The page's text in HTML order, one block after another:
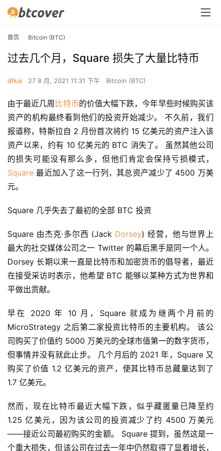
首页 Bitcoin (BTC)
过去几个月，Square 损失了大量比特币
dfkai 27 8 月, 2021 11:31 下午 Bitcoin (BTC)
由于最近几周 比特币的价值大幅下跌，今年早些时候购买该
资产的机构最终看到他们的投资开始减少。 不久前，我们
报道称，特斯拉自 2 月份首次将约 15 亿美元的资产注入该
资产以来，约有 10 亿美元的 BTC 消失了。 虽然其他公司
的损失可能没有那么多，但他们肯定会保持亏损模式，
Square 最近加入了这一行列，其总资产减少了 4500 万美
元。
Square 几乎失去了最初的全部 BTC 投资
Square 由杰克·多尔西 (Jack Dorsey) 经营，他与世界上
最大的社交媒体公司之一 Twitter 的幕后黑手是同一个人。
Dorsey 长期以来一直是比特币和加密货币的倡导者，最近
在接受采访时表示，他希望 BTC 能够以某种方式为世界和
平做出贡献。
早在 2020 年 10 月，Square 就成为继两个月前的
MicroStrategy 之后第二家投资比特币的主要机构。 该公
司购买了价值约 5000 万美元的全球市值第一的数字货币，
但事情并没有就此止步。 几个月后的 2021 年，Square 又
购买了价值 1.2 亿美元的资产，使其比特币总藏量达到了
1.7 亿美元。
然而，现在比特币最近大幅下跌，似乎藏匿量已降至约
1.25 亿美元，因为该公司的投资减少了约 4500 万美元
——接近公司最初购买的金额。 Square 提到，虽然这是一
个重大损失，但该公司在过去一年中仍然取得了显着增长，